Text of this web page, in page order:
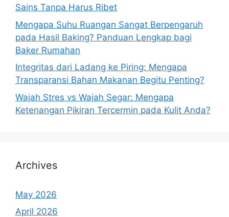
Sains Tanpa Harus Ribet
Mengapa Suhu Ruangan Sangat Berpengaruh
pada Hasil Baking? Panduan Lengkap bagi
Baker Rumahan
Integritas dari Ladang ke Piring: Mengapa
Transparansi Bahan Makanan Begitu Penting?
Wajah Stres vs Wajah Segar: Mengapa
Ketenangan Pikiran Tercermin pada Kulit Anda?
Archives
May 2026
April 2026